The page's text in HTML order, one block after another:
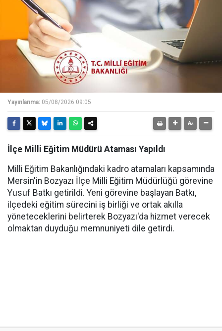
Yayınlanma: 05/08/2026 09:05
İlçe Milli Eğitim Müdürü Ataması Yapıldı
Milli Eğitim Bakanlığındaki kadro atamaları kapsamında
Mersin'in Bozyazı İlçe Milli Eğitim Müdürlüğü görevine
Yusuf Batkı getirildi. Yeni görevine başlayan Batkı,
ilçedeki eğitim sürecini iş birliği ve ortak akılla
yöneteceklerini belirterek Bozyazı'da hizmet verecek
olmaktan duyduğu memnuniyeti dile getirdi.